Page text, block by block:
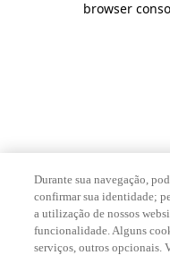
browser
Durante sua navegação,
confirmar sua identidade;
a utilização de nossos
funcionalidade. Alguns
serviços, outros opcionais.